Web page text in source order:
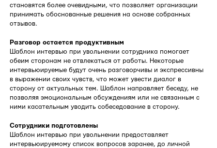
становятся более очевидными, что позволяет организации
принимать обоснованные решения на основе собранных
отзывов.
Разговор остается продуктивным
Шаблон интервью при увольнении сотрудника помогает
обеим сторонам не отвлекаться от работы. Некоторые
интервьюируемые будут очень разговорчивы и экспрессивны
в выражении своих чувств, что может увести диалог в
сторону от актуальных тем. Шаблон направляет беседу, не
позволяя эмоциональным обсуждениям или не связанным с
ними касательным уводить собеседование в сторону.
Сотрудники подготовлены
Шаблон интервью при увольнении предоставляет
интервьюируемому список вопросов заранее, до личной